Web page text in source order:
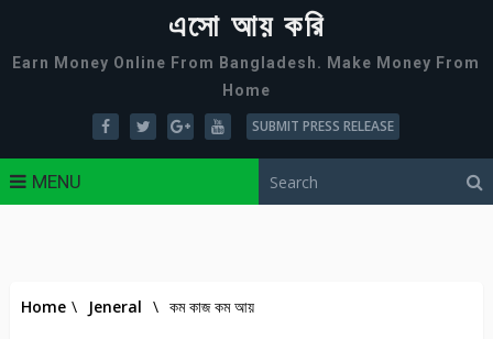
এসো আয় করি
Earn Money Online From Bangladesh. Make Money From
Home
SUBMIT PRESS RELEASE
MENU
Home \ Jeneral \ কম কাজ কম আয়